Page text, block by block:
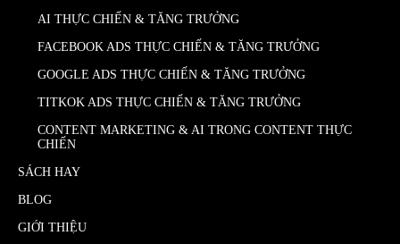
AI THỰC CHIẾN & TĂNG TRƯỞNG
FACEBOOK ADS THỰC CHIẾN & TĂNG TRƯỞNG
GOOGLE ADS THỰC CHIẾN & TĂNG TRƯỞNG
TITKOK ADS THỰC CHIẾN & TĂNG TRƯỞNG
CONTENT MARKETING & AI TRONG CONTENT THỰC
CHIẾN
SÁCH HAY
BLOG
GIỚI THIỆU